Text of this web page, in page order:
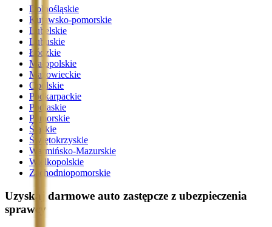
Dolnośląskie
Kujawsko-pomorskie
Lubelskie
Lubuskie
Łódzkie
Małopolskie
Mazowieckie
Opolskie
Podkarpackie
Podlaskie
Pomorskie
Śląskie
Świętokrzyskie
Warmińsko-Mazurskie
Wielkopolskie
Zachodniopomorskie
Uzyskaj darmowe auto zastępcze z ubezpieczenia
sprawcy